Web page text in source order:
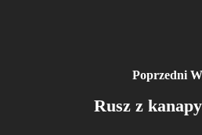
Poprzedni
Rusz z